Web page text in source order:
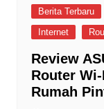
Berita Terbaru
Internet
Review
Router
Rumah